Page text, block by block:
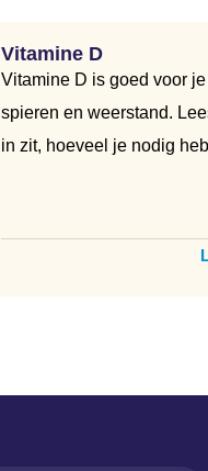
Vitamine D
Vitamine D is goed voor je
spieren en weerstand.
in zit, hoeveel je nodig